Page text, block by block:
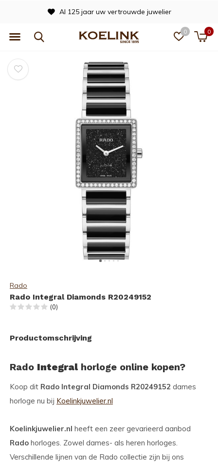
0 0
Al 125 jaar uw vertrouwde juwelier
Rado
Rado Integral Diamonds R20249152
(0)
Productomschrijving
Rado Integralhorloge online kopen?
Koop dit Rado Integral Diamonds R20249152 dames
horloge nu bij Koelinkjuwelier.nl
Koelinkjuwelier.nl heeft een zeer gevarieerd aanbod
Rado horloges. Zowel dames- als heren horloges.
Verschillende lijnen van de Rado collectie zijn bij ons